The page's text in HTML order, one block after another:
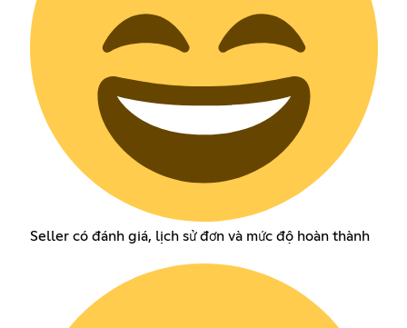
Seller có đánh giá, lịch sử đơn và mức độ hoàn thành